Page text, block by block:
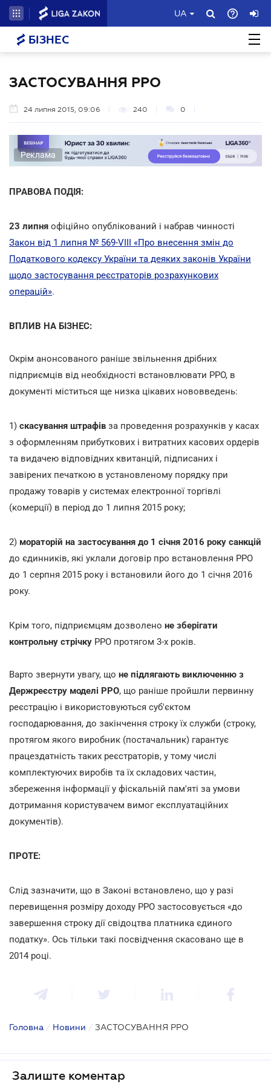
UA
БІЗНЕС
ЗАСТОСУВАННЯ РРО
24 липня 2015, 09:06 240 0
Реклама
ПРАВОВА ПОДІЯ:
23 липня офіційно опублікований і набрав чинності
Закон від 1 липня № 569-VIII «Про внесення змін до
Податкового кодексу України та деяких законів України
щодо застосування реєстраторів розрахункових
операцій».
ВПЛИВ НА БІЗНЕС:
Окрім анонсованого раніше звільнення дрібних
підприємців від необхідності встановлювати РРО, в
документі міститься ще низка цікавих нововведень:
1) скасування штрафів за проведення розрахунків у касах
з оформленням прибуткових і витратних касових ордерів
та видачею відповідних квитанцій, підписаних і
завірених печаткою в установленому порядку при
продажу товарів у системах електронної торгівлі
(комерції) в період до 1 липня 2015 року;
2) мораторій на застосування до 1 січня 2016 року санкцій
до єдинників, які уклали договір про встановлення РРО
до 1 серпня 2015 року і встановили його до 1 січня 2016
року.
Крім того, підприємцям дозволено не зберігати
контрольну стрічку РРО протягом 3-х років.
Варто звернути увагу, що не підлягають виключенню з
Держреєстру моделі РРО, що раніше пройшли первинну
реєстрацію і використовуються суб'єктом
господарювання, до закінчення строку їх служби (строку,
протягом якого виробник (постачальник) гарантує
працездатність таких реєстраторів, у тому числі
комплектуючих виробів та їх складових частин,
збереження інформації у фіскальній пам'яті за умови
дотримання користувачем вимог експлуатаційних
документів).
ПРОТЕ:
Слід зазначити, що в Законі встановлено, що у разі
перевищення розміру доходу РРО застосовується «до
завершення строку дії свідоцтва платника єдиного
податку». Ось тільки такі посвідчення скасовано ще в
2014 році.
Головна / Новини / ЗАСТОСУВАННЯ РРО
Залиште коментар